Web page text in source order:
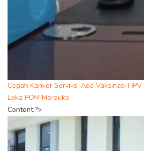
Cegah Kanker Serviks, Ada Vaksinasi
Loka POM Merauke
Content;?>